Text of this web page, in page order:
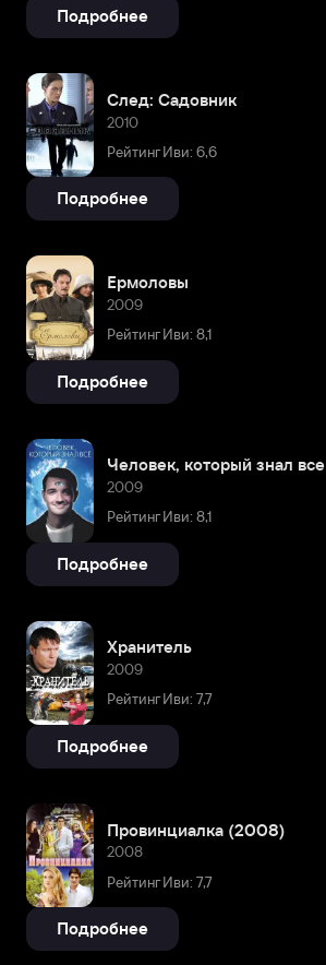
Подробнее
След: Садовник
2010
Рейтинг Иви: 6,6
Подробнее
Ермоловы
2009
Рейтинг Иви: 8,1
Подробнее
Человек, который знал все
2009
Рейтинг Иви: 8,1
Подробнее
Хранитель
2009
Рейтинг Иви: 7,7
Подробнее
Провинциалка (2008)
2008
Рейтинг Иви: 7,7
Подробнее